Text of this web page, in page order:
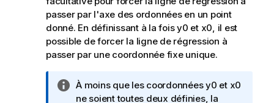
passer par l'axe des ordonnées en un point
donné. En définissant à la foisy0 et x0, il est
possible de forcer la ligne de régression à
passer par une coordonnée fixe unique.
N
o
À moins que les coordonnéesy0 et x0
ne soient toutes deux définies, la